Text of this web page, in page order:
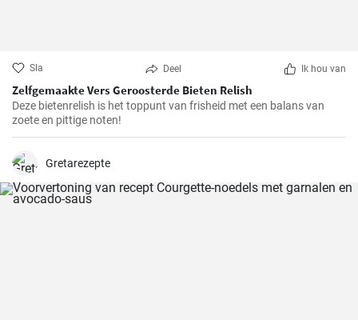
Sla Deel Ik hou van
Zelfgemaakte Vers Geroosterde Bieten Relish
Deze bietenrelish is het toppunt van frisheid met een balans van
zoete en pittige noten!
Gretarezepte